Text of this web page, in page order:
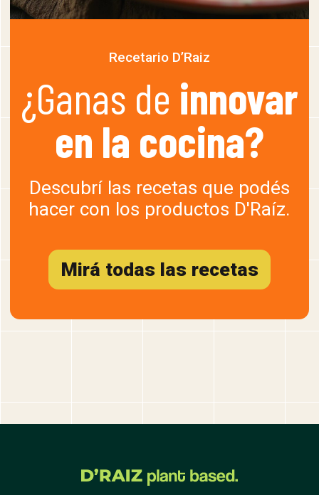
Recetario D’Raiz
¿Ganas de innovar
en la cocina?
Descubrí las recetas que podés
hacer con los productos D'Raíz.
Mirá todas las recetas